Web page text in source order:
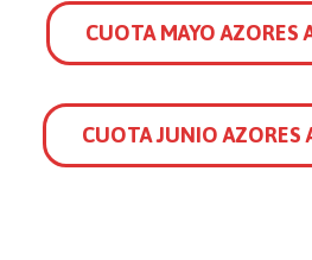
CUOTA MAYO AZORES
CUOTA JUNIO AZORES